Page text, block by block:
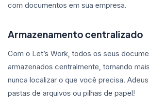
com documentos em sua empresa.
Armazenamento centralizado
Com o Let’s Work, todos os seus
armazenados centralmente, tornando
nunca localizar o que você precisa.
pastas de arquivos ou pilhas de papel!